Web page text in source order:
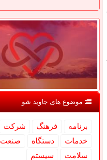
موضوع های جاوید شو
برنامه فرهنگ
شركت
خدمات
دستگاه
صنعت
سلامت
سیستم